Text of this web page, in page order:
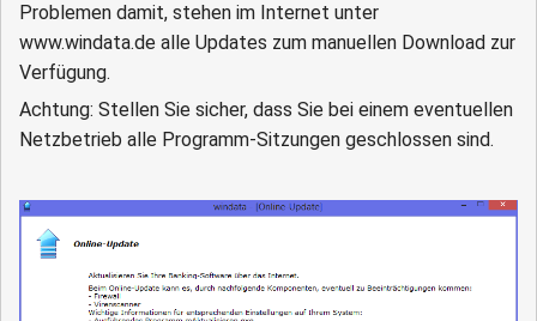
Problemen damit, stehen im Internet unter
www.windata.de alle Updates zum manuellen Download zur
Verfügung.
Achtung: Stellen Sie sicher, dass Sie bei einem eventuellen
Netzbetrieb alle Programm-Sitzungen geschlossen sind.